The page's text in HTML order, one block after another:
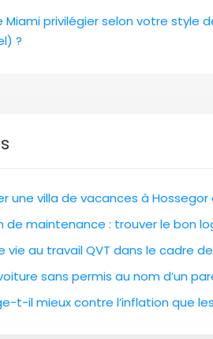
Miami privilégier selon votre style
?
une villa de vacances à Hossegor
de maintenance : trouver le bon
au travail QVT dans le cadre de
sans permis au nom d’un
t-il mieux contre l’inflation que